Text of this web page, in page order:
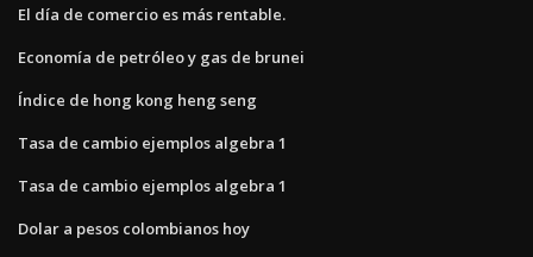
El día de comercio es más rentable.
Economía de petróleo y gas de brunei
Índice de hong kong heng seng
Tasa de cambio ejemplos algebra 1
Tasa de cambio ejemplos algebra 1
Dolar a pesos colombianos hoy